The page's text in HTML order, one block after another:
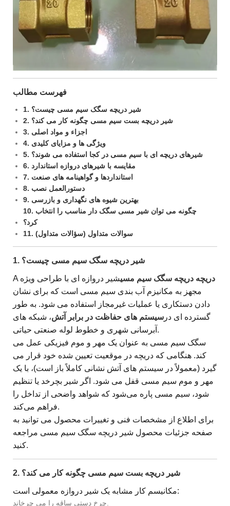
فهرست مطالب
1. شیر دریچه سگک سیم مسی چیست؟
2. شیر دریچه بست سیم مسی چگونه کار می کند؟
3. اجزاء و مواد اصلی
4. ویژگی ها و مزایای کلیدی
5. شیرهای دریچه ای با سیم مسی در کجا استفاده می شوند؟
6. مقایسه با شیرهای دروازه استاندارد
7. استانداردها و گواهینامه های صنعت
8. دستورالعمل نصب
9. بهترین شیوه های نگهداری و بازرسی
10. چگونه می توان شیر مسی سگک دار مناسب را انتخاب
کرد؟
11. سوالات متداول (سؤالات متداول)
1. شیر دریچه سگک سیم مسی چیست؟
A دریچه دریچه سگک سیم مسیشیر دروازه ای با طراحی ویژه
مجهز به مکانیزم آب بندی سیم مسی است که برای نشان
دادن دستکاری یا عملیات غیرمجاز استفاده می شود. به طور
گسترده ای در سیستم های حفاظت در برابر آتش، شبکه های
آبرسانی شهری و خطوط لوله صنعتی حیاتی.
سگک سیم مسی به عنوان یک مهر و موم فیزیکی عمل می
کند. هنگامی که دریچه در موقعیت تعیین شده خود قرار می
گیرد (معمولاً در سیستم های آتش نشانی کاملاً باز است)، با یک
مهر و موم سیم مسی قفل می شود. اگر شیر بچرخد یا تنظیم
شود، سیم مسی پاره می‌شود که شواهد واضحی از تداخل را
فراهم می‌کند.
برای اطلاع از مشخصات فنی و تغییرات محصول می توانید به
صفحه جزئیات محصول شیر دریچه سگک سیم مسی مراجعه
کنید.
2. شیر دریچه بست سیم مسی چگونه کار می کند؟
مکانیسم کار مشابه یک شیر دروازه معمولی است: